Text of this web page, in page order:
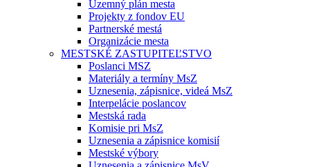
Územný plán mesta
Projekty z fondov EU
Partnerské mestá
Organizácie mesta
MESTSKÉ ZASTUPITEĽSTVO
Poslanci MSZ
Materiály a termíny MsZ
Uznesenia, zápisnice, videá MsZ
Interpelácie poslancov
Mestská rada
Komisie pri MsZ
Uznesenia a zápisnice komisií
Mestské výbory